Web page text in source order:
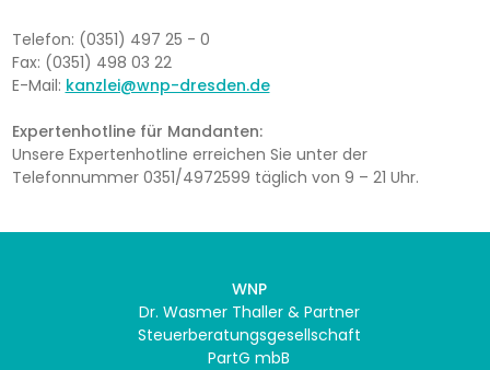
Telefon: (0351) 497 25 - 0
Fax: (0351) 498 03 22
E-Mail: kanzlei@wnp-dresden.de
Expertenhotline für Mandanten:
Unsere Expertenhotline erreichen Sie unter der
Telefonnummer 0351/4972599 täglich von 9 – 21 Uhr.
WNP
Dr. Wasmer Thaller & Partner
Steuerberatungsgesellschaft
PartG mbB